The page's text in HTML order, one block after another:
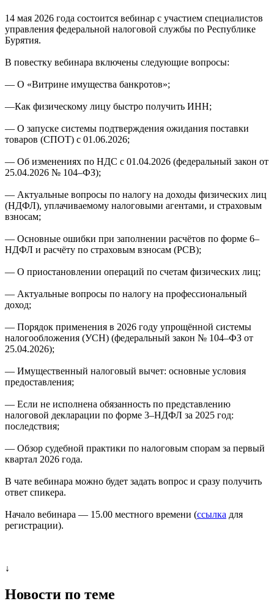
14 мая 2026 года состоится вебинар с участием специалистов
управления федеральной налоговой службы по Республике
Бурятия.
В повестку вебинара включены следующие вопросы:
— О «Витрине имущества банкротов»;
—Как физическому лицу быстро получить ИНН;
— О запуске системы подтверждения ожидания поставки
товаров (СПОТ) с 01.06.2026;
— Об изменениях по НДС с 01.04.2026 (федеральный закон от
25.04.2026 № 104–ФЗ);
— Актуальные вопросы по налогу на доходы физических лиц
(НДФЛ), уплачиваемому налоговыми агентами, и страховым
взносам;
— Основные ошибки при заполнении расчётов по форме 6–
НДФЛ и расчёту по страховым взносам (РСВ);
— О приостановлении операций по счетам физических лиц;
— Актуальные вопросы по налогу на профессиональный
доход;
— Порядок применения в 2026 году упрощённой системы
налогообложения (УСН) (федеральный закон № 104–ФЗ от
25.04.2026);
— Имущественный налоговый вычет: основные условия
предоставления;
— Если не исполнена обязанность по представлению
налоговой декларации по форме 3–НДФЛ за 2025 год:
последствия;
— Обзор судебной практики по налоговым спорам за первый
квартал 2026 года.
В чате вебинара можно будет задать вопрос и сразу получить
ответ спикера.
Начало вебинара — 15.00 местного времени (ссылка для
регистрации).
↓
Новости по теме